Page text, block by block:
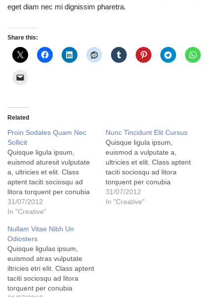
eget diam nec mi dignissim pharetra.
Share this:
Related
Proin Sodales Quam Nec
Sollicit
Quisque ligula ipsum,
euismod aturesit vulputate
a, ultricies et elit. Class
aptent taciti sociosqu ad
litora torquent per conubia
nostra, per inceptos
himenaeos. Nulla nunc dui,
congue sed ligula. Nam
dolor ligula, faucibus id
sodales in, auctor fringilla
libero. Pellentesque
pellentesque tempor tellus
eget hendrerit. Morbi…
31/07/2012
In "Creative"
Nunc Tincidunt Elit Cursus
Quisque ligula ipsum,
euismod a vulputate a,
ultricies et elit. Class aptent
taciti sociosqu ad litora
torquent per conubia
nostra, per inceptos
himenaeos. Nulla nunc dui,
31/07/2012
In "Creative"
Nullam Vitae Nibh Un
Odiosters
Quisque ligulas ipsum,
euismod atras vulputate
iltricies etri elit. Class aptent
taciti sociosqu ad litora
torquent per conubia